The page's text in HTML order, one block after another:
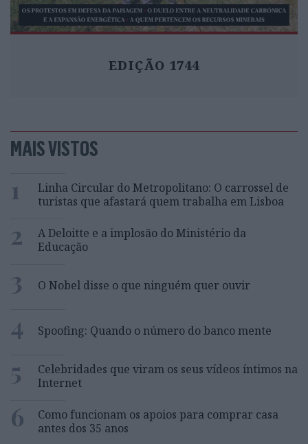
EDIÇÃO 1744
MAIS VISTOS
1
Linha Circular do Metropolitano: O carrossel de
turistas que afastará quem trabalha em Lisboa
2
A Deloitte e a implosão do Ministério da
Educação
3 O Nobel disse o que ninguém quer ouvir
4 Spoofing: Quando o número do banco mente
5
Celebridades que viram os seus vídeos íntimos na
Internet
6
Como funcionam os apoios para comprar casa
antes dos 35 anos